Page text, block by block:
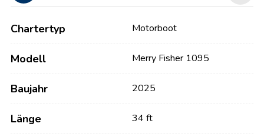
Chartertyp Motorboot
Modell Merry Fisher 1095
Baujahr 2025
Länge 34 ft